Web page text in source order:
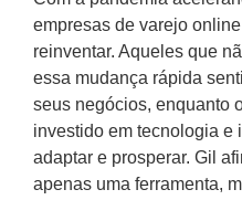
empresas de varejo
reinventar. Aqueles que
essa mudança rápida
seus negócios, enquanto
investido em tecnologia e
adaptar e prosperar. Gil
apenas uma ferramenta,